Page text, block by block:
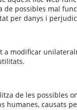
de possibles mal
per danys i
a modificar
de les possibles
humanes, causats